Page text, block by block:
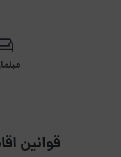
قوانین